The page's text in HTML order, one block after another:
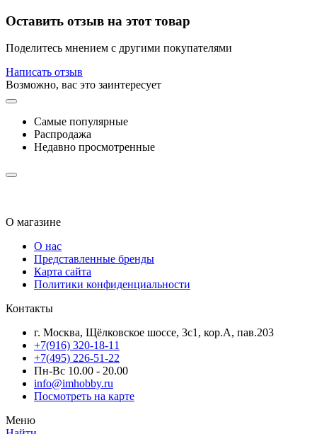
Оставить отзыв на этот товар
Поделитесь мнением с другими покупателями
Написать отзыв
Возможно, вас это заинтересует
Самые популярные
Распродажа
Недавно просмотренные
О магазине
О нас
Представленные бренды
Карта сайта
Политики конфиденциальности
Контакты
г. Москва, Щёлковское шоссе, 3с1, кор.А, пав.203
+7(916) 320-18-11
+7(495) 226-51-22
Пн-Вс 10.00 - 20.00
info@imhobby.ru
Посмотреть на карте
Меню